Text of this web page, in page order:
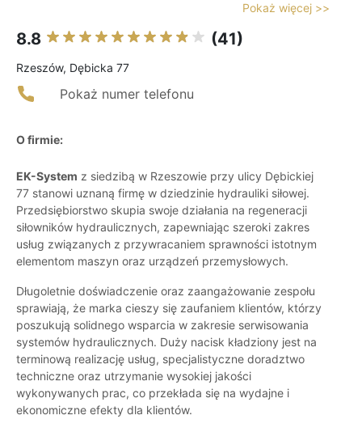
Pokaż więcej >>
8.8 (41)
Rzeszów, Dębicka 77
Pokaż numer telefonu
O firmie:
EK-System z siedzibą w Rzeszowie przy ulicy Dębickiej
77 stanowi uznaną firmę w dziedzinie hydrauliki siłowej.
Przedsiębiorstwo skupia swoje działania na regeneracji
siłowników hydraulicznych, zapewniając szeroki zakres
usług związanych z przywracaniem sprawności istotnym
elementom maszyn oraz urządzeń przemysłowych.
Długoletnie doświadczenie oraz zaangażowanie zespołu
sprawiają, że marka cieszy się zaufaniem klientów, którzy
poszukują solidnego wsparcia w zakresie serwisowania
systemów hydraulicznych. Duży nacisk kładziony jest na
terminową realizację usług, specjalistyczne doradztwo
techniczne oraz utrzymanie wysokiej jakości
wykonywanych prac, co przekłada się na wydajne i
ekonomiczne efekty dla klientów.